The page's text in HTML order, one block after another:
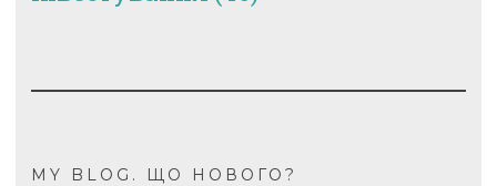
MY BLOG. ЩО НОВОГО?